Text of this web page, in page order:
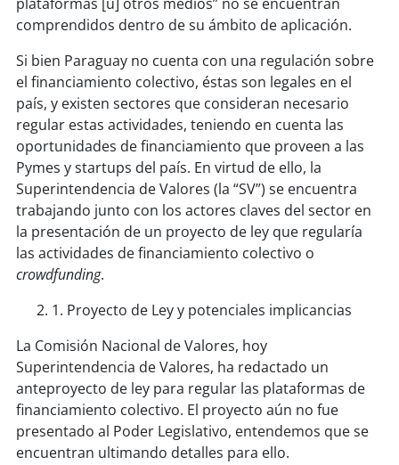
comprendidos dentro de su ámbito de aplicación.
Si bien Paraguay no cuenta con una regulación sobre
el financiamiento colectivo, éstas son legales en el
país, y existen sectores que consideran necesario
regular estas actividades, teniendo en cuenta las
oportunidades de financiamiento que proveen a las
Pymes y startups del país. En virtud de ello, la
Superintendencia de Valores (la “SV”) se encuentra
trabajando junto con los actores claves del sector en
la presentación de un proyecto de ley que regularía
las actividades de financiamiento colectivo o
crowdfunding.
1. Proyecto de Ley y potenciales implicancias
La Comisión Nacional de Valores, hoy
Superintendencia de Valores, ha redactado un
anteproyecto de ley para regular las plataformas de
financiamiento colectivo. El proyecto aún no fue
presentado al Poder Legislativo, entendemos que se
encuentran ultimando detalles para ello.